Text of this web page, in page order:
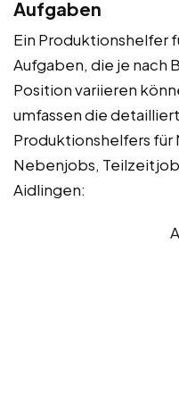
Aufgaben
Ein Produktionshelfer
Aufgaben, die je nach
Position variieren
umfassen die
Produktionshelfers für
Nebenjobs,
Aidlingen: